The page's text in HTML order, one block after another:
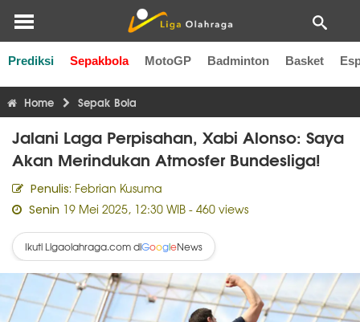
Prediksi Sepakbola MotoGP Badminton Basket
Liga Inggris Liga Italia Liga Spanyol Liga Perancis
Home Sepak Bola
Jalani Laga Perpisahan, Xabi Alonso: Saya
Akan Merindukan Atmosfer Bundesliga!
Penulis: Febrian Kusuma
Senin 19 Mei 2025, 12:30 WIB - 460 views
Ikuti Ligaolahraga.com diGoogleNews